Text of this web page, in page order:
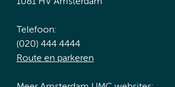
Telefoon:
(020) 444 4444
Route en parkeren